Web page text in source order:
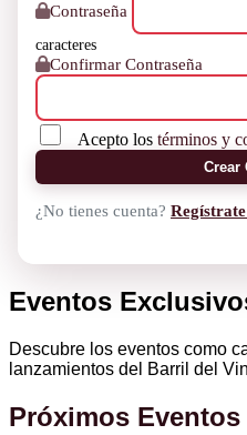
Contraseña
caracteres
Confirmar Contraseña
Acepto lostérminos y
Crear
¿No tienes cuenta?
Eventos
Descubre los eventos como
lanzamientos del Barril del
Próximos Eventos